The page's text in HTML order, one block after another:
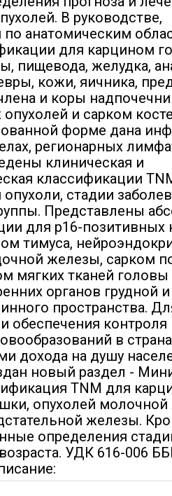
В руководстве,
по анатомическим
для карцином
пищевода, желудка,
кожи, яичника,
и коры
и сарком
форме дана
регионарных
клиническая и
классификации
стадии
Представлены
для p16-позитивных
тимуса,
железы, сарком
мягких тканей
органов грудной
пространства.
обеспечения контроля
в
дохода на душу
новый раздел -
TNM для
опухолей
железы.
определения
УДК 616-006